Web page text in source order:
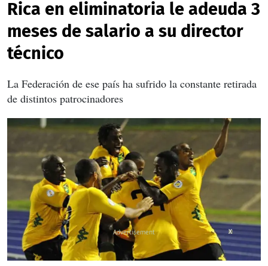
Rica en eliminatoria le adeuda 3
meses de salario a su director
técnico
La Federación de ese país ha sufrido la constante retirada
de distintos patrocinadores
X